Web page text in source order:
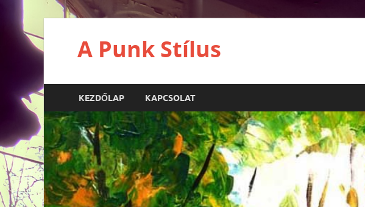
A Punk Stílus
KEZDŐLAP KAPCSOLAT